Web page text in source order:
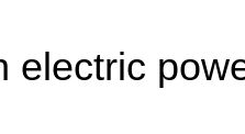
electric